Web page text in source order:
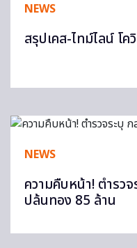
NEWS
สรุปเคส-ไทม์ไลน์ โ
NEWS
ความคืบหน้า! ตำรว
ปล้นทอง 85 ล้าน